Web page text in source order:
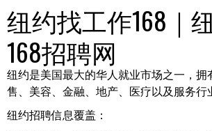
纽约找工作168｜
168招聘网
纽约是美国最大的华人就业市场之一，拥
售、美容、金融、地产、医疗以及服务行
纽约招聘信息覆盖：